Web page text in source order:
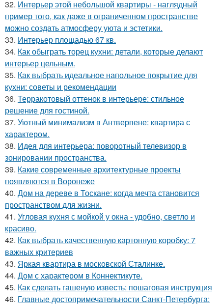
32. Интерьер этой небольшой квартиры - наглядный
пример того, как даже в ограниченном пространстве
можно создать атмосферу уюта и эстетики.
33. Интерьер площадью 67 кв.
34. Как обыграть торец кухни: детали, которые делают
интерьер цельным.
35. Как выбрать идеальное напольное покрытие для
кухни: советы и рекомендации
36. Терракотовый оттенок в интерьере: стильное
решение для гостиной.
37. Уютный минимализм в Антверпене: квартира с
характером.
38. Идея для интерьера: поворотный телевизор в
зонировании пространства.
39. Какие современные архитектурные проекты
появляются в Воронеже
40. Дом на дереве в Тоскане: когда мечта становится
пространством для жизни.
41. Угловая кухня с мойкой у окна - удобно, светло и
красиво.
42. Как выбрать качественную картонную коробку: 7
важных критериев
43. Яркая квартира в московской Сталинке.
44. Дом с характером в Коннектикуте.
45. Как сделать гашеную известь: пошаговая инструкция
46. Главные достопримечательности Санкт-Петербурга: